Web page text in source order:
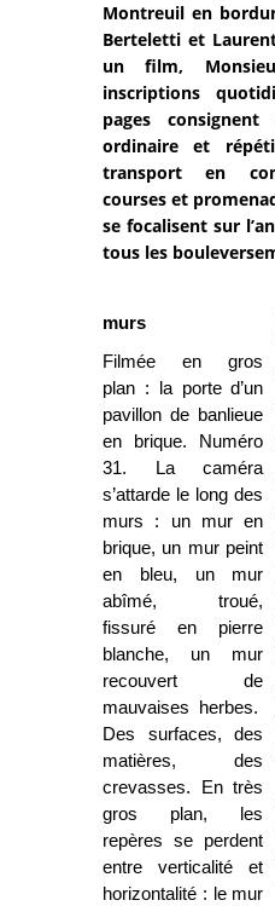
Montreuil en
Berteletti et
un film,
inscriptions
pages
ordinaire et
transport en
courses et
se focalisent sur
tous les
murs
Filmée en gros
plan : la porte d’un
pavillon de banlieue
en brique. Numéro
31. La caméra
s’attarde le long des
murs : un mur en
brique, un mur peint
en bleu, un mur
abîmé, troué,
fissuré en pierre
blanche, un mur
recouvert de
mauvaises herbes.
Des surfaces, des
matières, des
crevasses. En très
gros plan, les
repères se perdent
entre verticalité et
horizontalité : le mur